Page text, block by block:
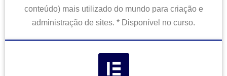
conteúdo) mais utilizado do mundo para criação e
administração de sites. * Disponível no curso.